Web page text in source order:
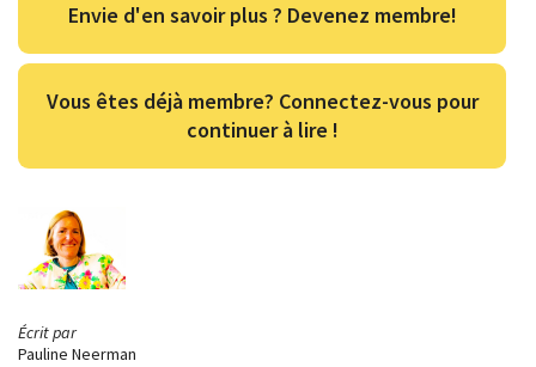
Écrit par
Pauline Neerman
Envie d'en savoir plus ? Devenez membre!
Vous êtes déjà membre? Connectez-vous pour
continuer à lire !